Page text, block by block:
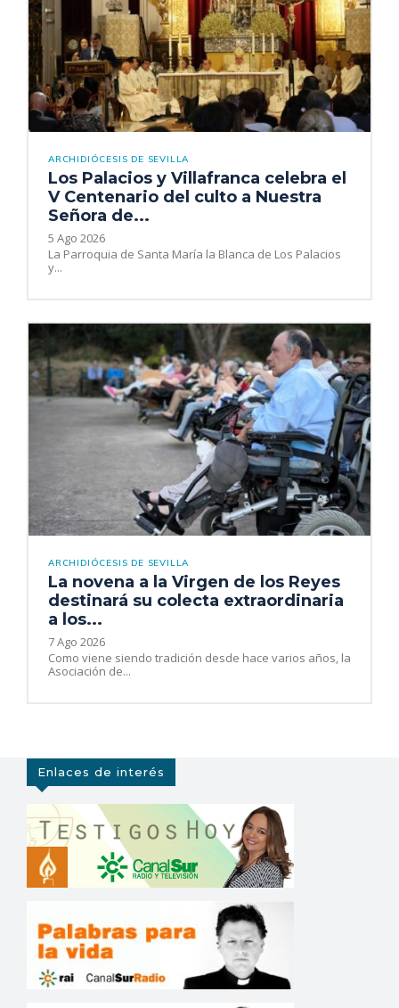
ARCHIDIÓCESIS DE SEVILLA
Los Palacios y Villafranca celebra el
V Centenario del culto a Nuestra
Señora de...
5 Ago 2026
La Parroquia de Santa María la Blanca de Los Palacios
y...
ARCHIDIÓCESIS DE SEVILLA
La novena a la Virgen de los Reyes
destinará su colecta extraordinaria
a los...
7 Ago 2026
Como viene siendo tradición desde hace varios años, la
Asociación de...
Enlaces de interés